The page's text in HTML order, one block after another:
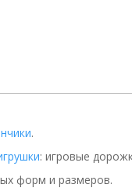
.
: игровые
форм и размеров.